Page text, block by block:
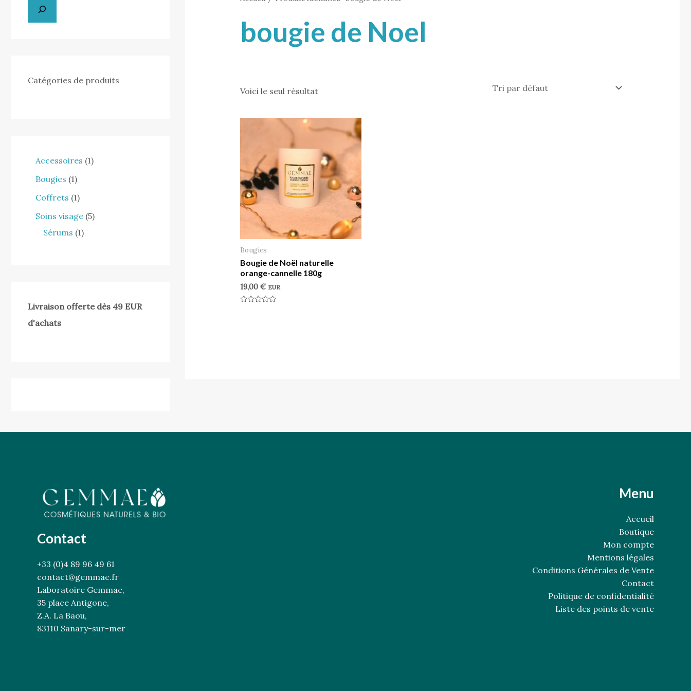
Catégories de produits
Accessoires 1
Bougies 1
Coffrets 1
Soins visage 5
Sérums 1
Livraison offerte dès 49 EUR
d'achats
bougie de Noel
Voici le seul résultat
Bougies
Bougie de Noël naturelle
orange-cannelle 180g
19,00 € EUR
Contact
+33 (0)4 89 96 49 61
contact@gemmae.fr
Laboratoire Gemmae,
35 place Antigone,
Z.A. La Baou,
83110 Sanary-sur-mer
Menu
Accueil
Boutique
Mon compte
Mentions légales
Conditions Générales de Vente
Contact
Politique de confidentialité
Liste des points de vente